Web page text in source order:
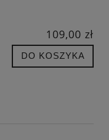
109,00 zł
DO KOSZYKA